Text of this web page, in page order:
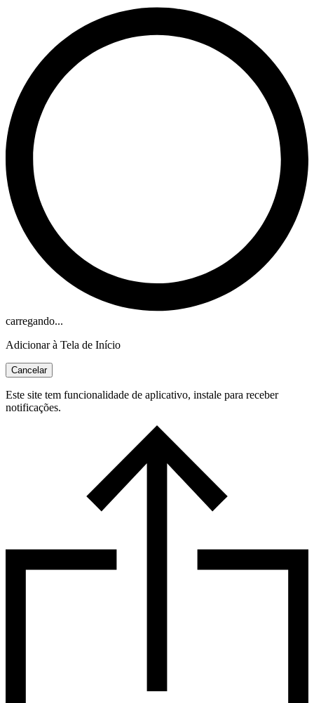
carregando...
Adicionar à Tela de Início
Cancelar
Este site tem funcionalidade de aplicativo, instale para receber
notificações.